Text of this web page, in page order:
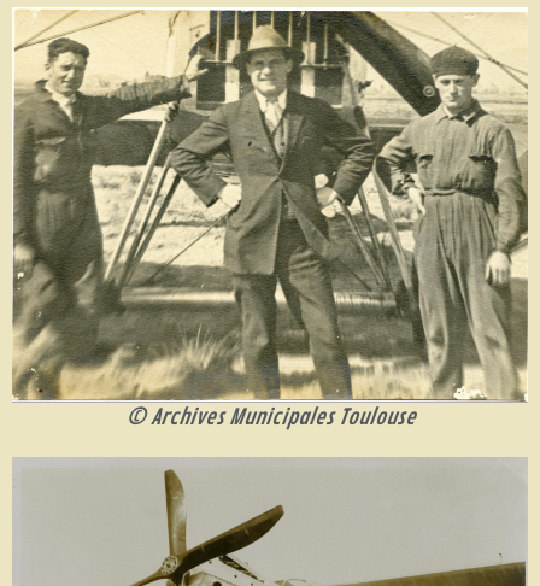
© Archives Municipales Toulouse